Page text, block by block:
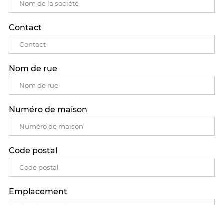
Contact
Nom de rue
Numéro de maison
Code postal
Emplacement